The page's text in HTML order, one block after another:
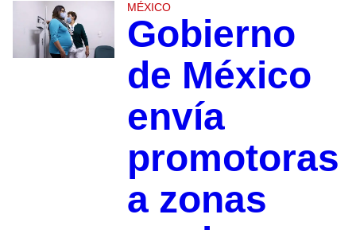
MÉXICO
Gobierno
de México
envía
promotoras
a zonas